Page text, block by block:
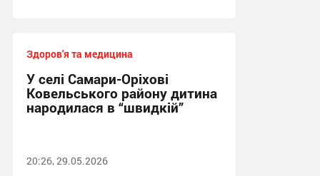
Здоров'я та медицина
У селі Самари-Оріхові
Ковельського району дитина
народилася в “швидкій”
20:26, 29.05.2026